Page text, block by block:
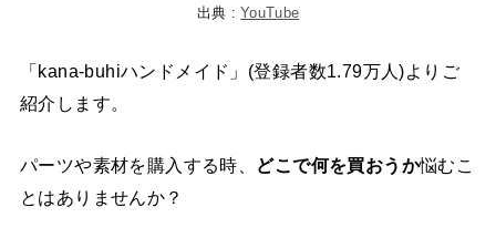
出典 :YouTube
「kana-buhiハンドメイド」(登録者数1.79万人)よりご
紹介します。
パーツや素材を購入する時、 どこで何を買おうか悩むこ
とはありませんか？